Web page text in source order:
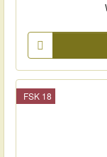
FSK 18